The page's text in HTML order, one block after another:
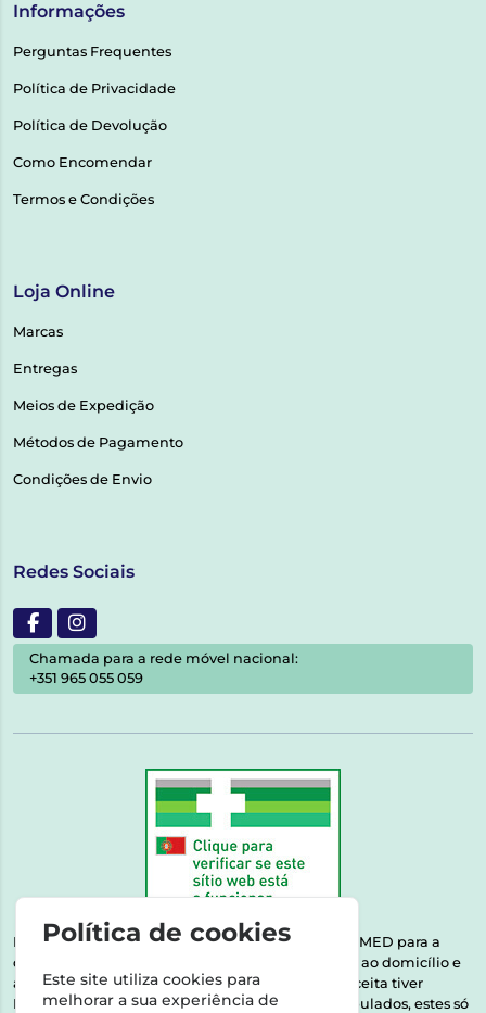
Informações
Perguntas Frequentes
Política de Privacidade
Política de Devolução
Como Encomendar
Termos e Condições
Loja Online
Marcas
Entregas
Meios de Expedição
Métodos de Pagamento
Condições de Envio
Redes Sociais
Chamada para a rede móvel nacional:
+351 965 055 059
Esta farmácia encontra-se autorizada pelo INFARMED para a
dispensa de medicamentos e produtos de saúde ao domicílio e
através da internet. Medicamentos | Se na sua receita tiver
MSRM, MNSRM, MSRMV ou Medicamentos Manipulados, estes só
Política de cookies
Este site utiliza cookies para
melhorar a sua experiência de